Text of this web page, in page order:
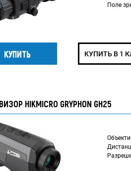
Поле
КУПИТЬ В 1
HIKMICRO GRYPHON GH25